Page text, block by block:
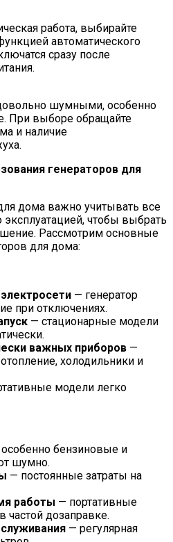
работа, выбирайте
автоматического
сразу после
шумными, особенно
При выборе обращайте
и наличие
генераторов для
дома важно учитывать все
чтобы выбрать
Рассмотрим основные
для дома:
— генератор
при отключениях.
— стационарные модели
важных приборов —
холодильники и
модели легко
бензиновые и
шумно.
— постоянные затраты на
работы — портативные
дозаправке.
— регулярная